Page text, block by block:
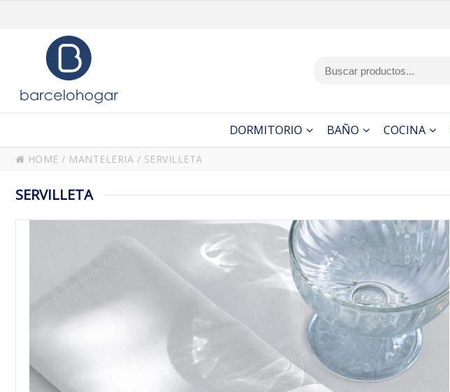
DORMITORIO BAÑO COCINA
HOME / MANTELERIA / SERVILLETA
SERVILLETA